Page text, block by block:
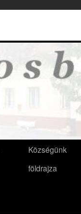
Községünk
földrajza